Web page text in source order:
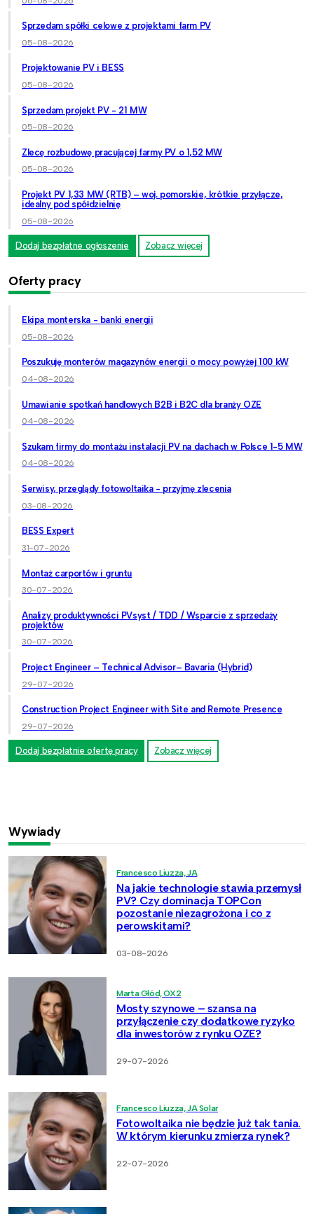
Sprzedam spółki celowe z projektami farm PV
05-08-2026
Projektowanie PV i BESS
05-08-2026
Sprzedam projekt PV - 21 MW
05-08-2026
Zlecę rozbudowę pracującej farmy PV o 1,52 MW
05-08-2026
Projekt PV 1,33 MW (RTB) – woj. pomorskie, krótkie przyłącze,
idealny pod spółdzielnię
05-08-2026
Dodaj bezpłatne ogłoszenie Zobacz więcej
Oferty pracy
Ekipa monterska - banki energii
05-08-2026
Poszukuję monterów magazynów energii o mocy powyżej 100 kW
04-08-2026
Umawianie spotkań handlowych B2B i B2C dla branży OZE
04-08-2026
Szukam firmy do montażu instalacji PV na dachach w Polsce 1-5 MW
04-08-2026
Serwisy, przeglądy fotowoltaika - przyjmę zlecenia
03-08-2026
BESS Expert
31-07-2026
Montaż carportów i gruntu
30-07-2026
Analizy produktywności PVsyst / TDD / Wsparcie z sprzedaży
projektów
30-07-2026
Project Engineer – Technical Advisor– Bavaria (Hybrid)
29-07-2026
Construction Project Engineer with Site and Remote Presence
29-07-2026
Dodaj bezpłatnie ofertę pracy Zobacz więcej
Wywiady
Francesco Liuzza, JA
Na jakie technologie stawia przemysł
PV? Czy dominacja TOPCon
pozostanie niezagrożona i co z
perowskitami?
03-08-2026
Marta Głód, OX2
Mosty szynowe – szansa na
przyłączenie czy dodatkowe ryzyko
dla inwestorów z rynku OZE?
29-07-2026
Francesco Liuzza, JA Solar
Fotowoltaika nie będzie już tak tania.
W którym kierunku zmierza rynek?
22-07-2026